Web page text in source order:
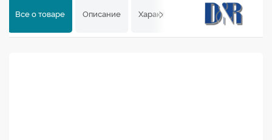
Все о товаре Описание Характеристики Отзывы